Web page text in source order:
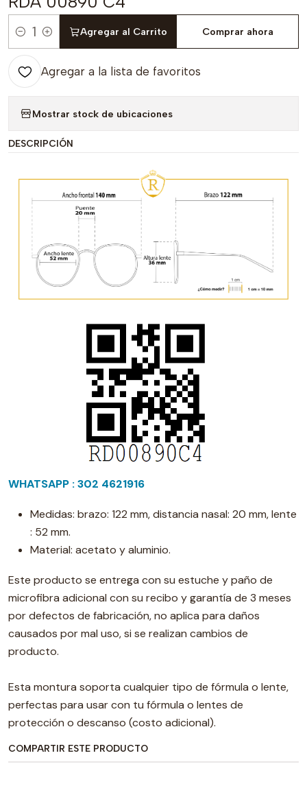
Cantidad
Agregar al Carrito Comprar ahora
Agregar a la lista de favoritos
Mostrar stock de ubicaciones
DESCRIPCIÓN
WHATSAPP : 302 4621916
Medidas: brazo: 122 mm, distancia nasal: 20 mm, lente
: 52 mm.
Material: acetato y aluminio.
Este producto se entrega con su estuche y paño de
microfibra adicional con su recibo y garantía de 3 meses
por defectos de fabricación, no aplica para daños
causados por mal uso, si se realizan cambios de
producto.
Esta montura soporta cualquier tipo de fórmula o lente,
perfectas para usar con tu fórmula o lentes de
protección o descanso (costo adicional).
COMPARTIR ESTE PRODUCTO